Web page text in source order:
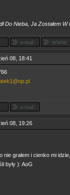
Do Nieba, Ja Zostałem W
08, 18:41
08, 19:26
nie grałem i cienko mi
były ): AoG